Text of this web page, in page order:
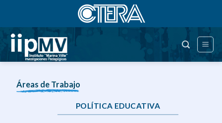
contenido
Áreas de Trabajo
POLÍTICA EDUCATIVA